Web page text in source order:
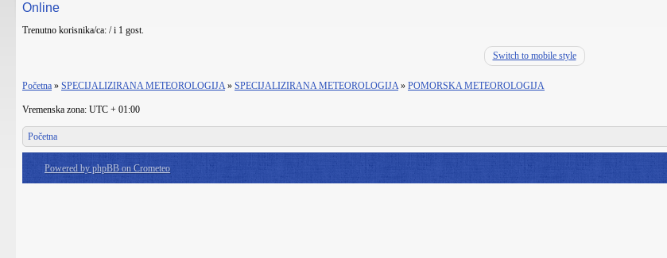
Online
Trenutno korisnika/ca: / i 1 gost.
Switch to mobile style
Početna » SPECIJALIZIRANA METEOROLOGIJA» SPECIJALIZIRANA METEOROLOGIJA» POMORSKA METEOROLOGIJA
Vremenska zona: UTC + 01:00
Početna
Powered by phpBB on Crometeo